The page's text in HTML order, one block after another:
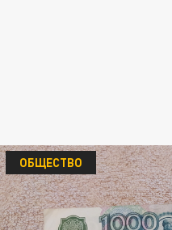
ОБЩЕСТВО